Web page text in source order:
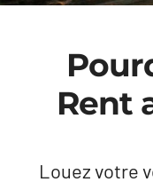
Rent
Louez votre